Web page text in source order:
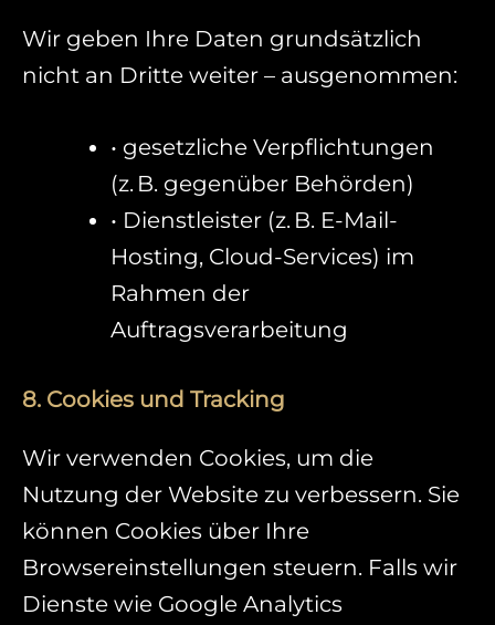
Wir geben Ihre Daten grundsätzlich
nicht an Dritte weiter – ausgenommen:
• gesetzliche Verpflichtungen
(z. B. gegenüber Behörden)
• Dienstleister (z. B. E-Mail-
Hosting, Cloud-Services) im
Rahmen der
Auftragsverarbeitung
8. Cookies und Tracking
Wir verwenden Cookies, um die
Nutzung der Website zu verbessern. Sie
können Cookies über Ihre
Browsereinstellungen steuern. Falls wir
Dienste wie Google Analytics